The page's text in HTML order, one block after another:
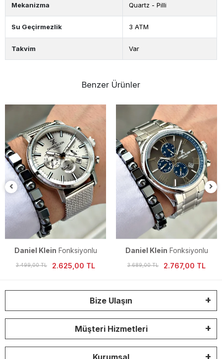
Mekanizma Quartz - Pilli
Su Geçirmezlik 3 ATM
Takvim Var
Benzer Ürünler
Daniel Klein Fonksiyonlu
Erkek Kol Saati
3.499,00 TL 2.625,00 TL
Daniel Klein Fonksiyonlu
Erkek Kol Saati
3.689,00 TL 2.767,00 TL
Bize Ulaşın
Müşteri Hizmetleri
Kurumsal